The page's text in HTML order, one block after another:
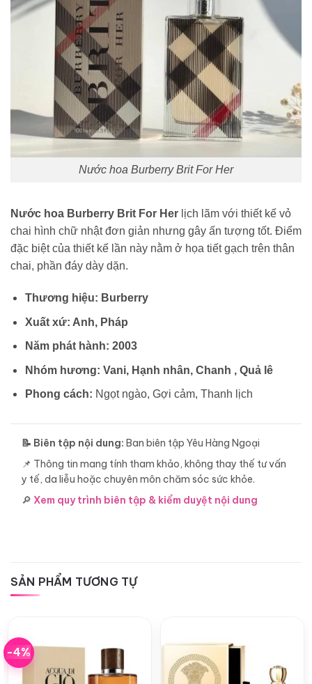
Nước hoa Burberry Brit For Her
Nước hoa Burberry Brit For Her lịch lãm với thiết kế vỏ
chai hình chữ nhật đơn giản nhưng gây ấn tượng tốt. Điểm
đặc biệt của thiết kế lần này nằm ở họa tiết gạch trên thân
chai, phần đáy dày dặn.
Thương hiệu: Burberry
Xuất xứ: Anh, Pháp
Năm phát hành: 2003
Nhóm hương: Vani, Hạnh nhân, Chanh , Quả lê
Phong cách: Ngọt ngào, Gợi cảm, Thanh lịch
📝 Biên tập nội dung: Ban biên tập Yêu Hàng Ngoại
📌 Thông tin mang tính tham khảo, không thay thế tư vấn
y tế, da liễu hoặc chuyên môn chăm sóc sức khỏe.
🔎 Xem quy trình biên tập & kiểm duyệt nội dung
SẢN PHẨM TƯƠNG TỰ
-4%